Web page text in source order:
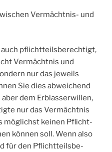
Ver­mächt­nis- und
pflicht­teils­be­rech­tigt,
Ver­mächt­nis und
nur das jeweils
Sie dies abwei­chend
dem Erb­las­serwil­len,
nur das Ver­mächt­nis
mög­lichst kei­nen Pflicht­
kön­nen soll. Wenn also
für den Pflicht­teils­be­